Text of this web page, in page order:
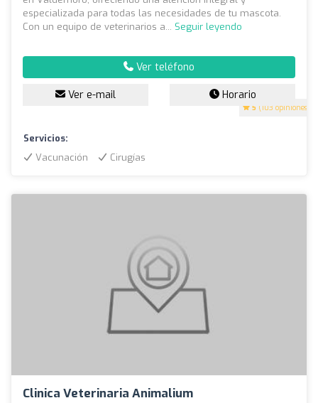
5 (103 opiniones)
especializada para todas las necesidades de tu mascota.
Con un equipo de veterinarios a... Seguir leyendo
Ver teléfono
Ver e-mail Horario
Servicios:
Vacunación
Cirugías
Clinica Veterinaria Animalium